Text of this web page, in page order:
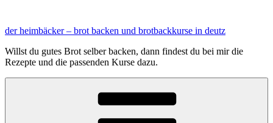
springen
der heimbäcker – brot backen und brotbackkurse in deutz
Willst du gutes Brot selber backen, dann findest du bei mir die
Rezepte und die passenden Kurse dazu.